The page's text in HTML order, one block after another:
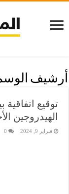
أرشيف
توقيع اتفاقية
الهيدروجين
فبراير 9, 2024 0